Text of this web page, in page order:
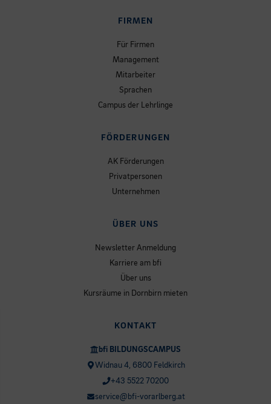
FIRMEN
Für Firmen
Management
Mitarbeiter
Sprachen
Campus der Lehrlinge
FÖRDERUNGEN
AK Förderungen
Privatpersonen
Unternehmen
ÜBER UNS
Newsletter Anmeldung
Karriere am bfi
Über uns
Kursräume in Dornbirn mieten
KONTAKT
bfi BILDUNGSCAMPUS
Widnau 4, 6800 Feldkirch
+43 5522 70200
service@bfi-vorarlberg.at